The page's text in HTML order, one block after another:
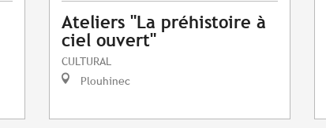
Ateliers "La préhistoire à
ciel ouvert"
CULTURAL
Plouhinec